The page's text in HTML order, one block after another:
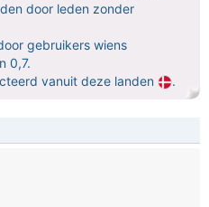
door leden zonder
gebruikers wiens
0,7.
vanuit deze landen
.